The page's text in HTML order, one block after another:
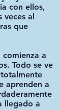
con ellos,
veces al
que
a
Todo se ve
aprenden a
llegado a